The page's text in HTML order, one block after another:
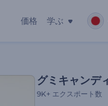
価格 学ぶ
グミキャンデ
9K+ エクスポート数